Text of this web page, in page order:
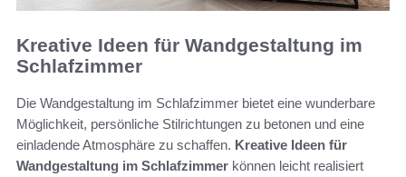
Kreative Ideen für Wandgestaltung im
Schlafzimmer
Die Wandgestaltung im Schlafzimmer bietet eine wunderbare
Möglichkeit, persönliche Stilrichtungen zu betonen und eine
einladende Atmosphäre zu schaffen. Kreative Ideen für
Wandgestaltung im Schlafzimmer können leicht realisiert